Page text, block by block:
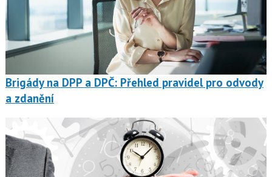
Brigády na DPP a DPČ: Přehled pravidel pro odvody
a zdanění